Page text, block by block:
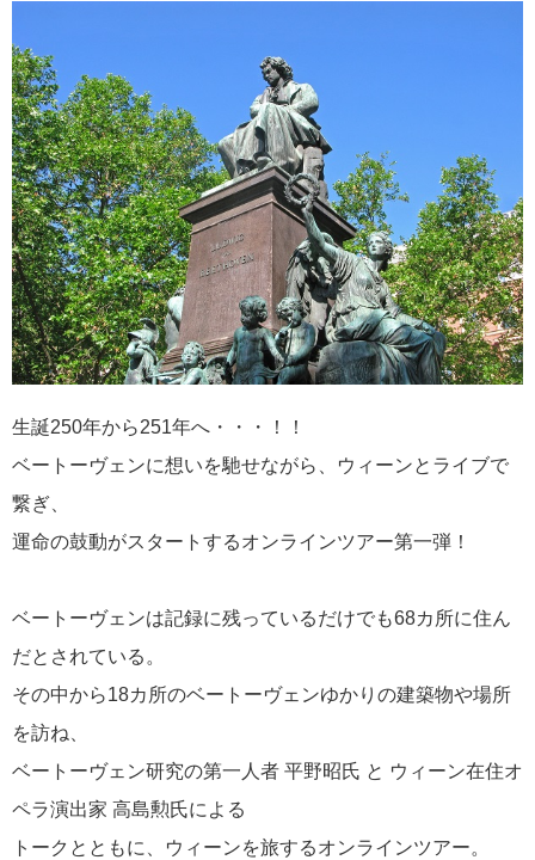
生誕250年から251年へ・・・！！
ベートーヴェンに想いを馳せながら、ウィーンとライブで
繋ぎ、
運命の鼓動がスタートするオンラインツアー第一弾！
ベートーヴェンは記録に残っているだけでも68カ所に住ん
だとされている。
その中から18カ所のベートーヴェンゆかりの建築物や場所
を訪ね、
ベートーヴェン研究の第一人者 平野昭氏 と ウィーン在住オ
ペラ演出家 高島勲氏による
トークとともに、ウィーンを旅するオンラインツアー。